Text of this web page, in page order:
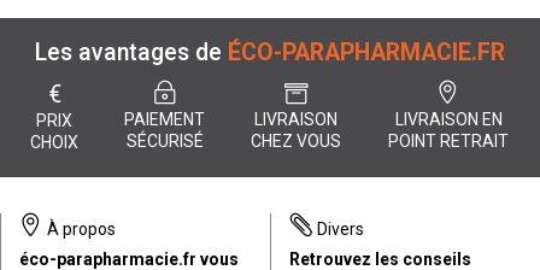
Les avantages de ÉCO-PARAPHARMACIE.FR
€
PRIX
CHOIX
PAIEMENT
SÉCURISÉ
LIVRAISON
CHEZ VOUS
LIVRAISON EN
POINT RETRAIT
À propos
éco-parapharmacie.fr vous
Divers
Retrouvez les conseils